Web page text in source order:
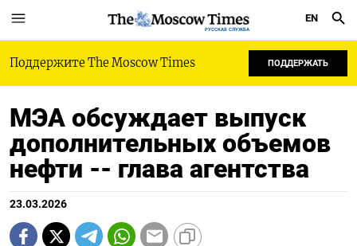
РУССКАЯ СЛУЖБА
EN
Поддержите The Moscow Times ПОДДЕРЖАТЬ
МЭА обсуждает выпуск
дополнительных объемов
нефти -- глава агентства
23.03.2026